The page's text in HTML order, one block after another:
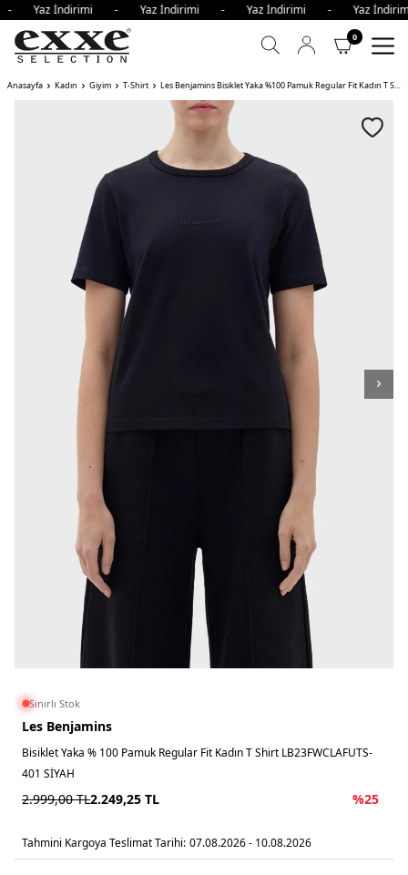
Yaz İndirimi - Yaz İndirimi - Yaz İndirimi - Yaz
0
Anasayfa Kadın Giyim T-Shirt Les Benjamins Bisiklet Yaka %100 Pamuk Regular Fit Kadın T Shirt
Sınırlı Stok
Les Benjamins
Bisiklet Yaka % 100 Pamuk Regular Fit Kadın T Shirt LB23FWCLAFUTS-
401 SİYAH
2.999,00TL2.249,25 TL %25
Tahmini Kargoya Teslimat Tarihi: 07.08.2026 - 10.08.2026